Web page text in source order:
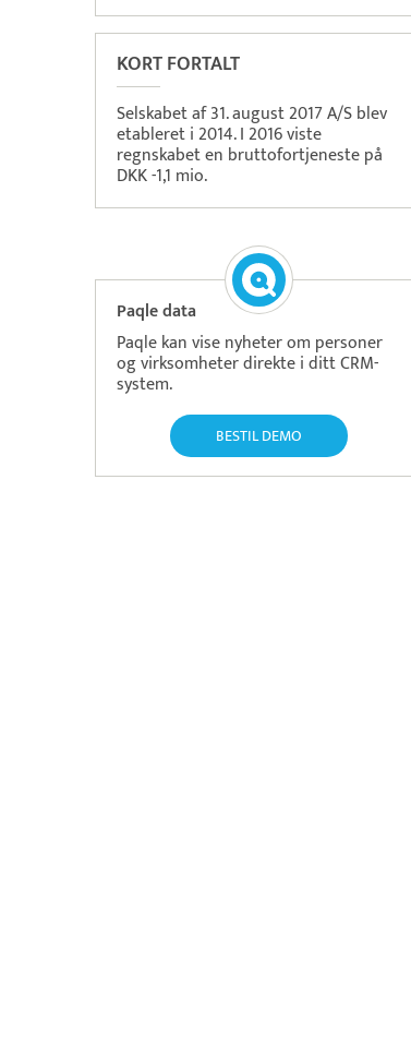
KORT FORTALT
Selskabet af 31. august 2017 A/S blev
etableret i 2014. I 2016 viste
regnskabet en bruttofortjeneste på
DKK -1,1 mio.
Paqle data
Paqle kan vise nyheter om personer
og virksomheter direkte i ditt CRM-
system.
BESTIL DEMO